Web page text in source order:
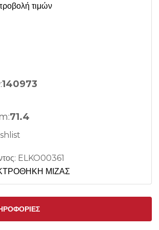
τιμών
140973
71.4
ELKO00361
ΜΙΖΑΣ